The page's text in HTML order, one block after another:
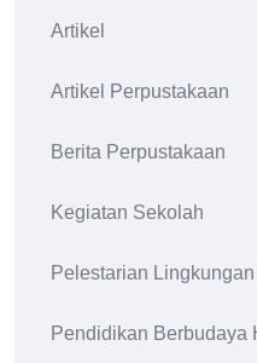
Artikel
Artikel Perpustakaan
Berita Perpustakaan
Kegiatan Sekolah
Pelestarian Lingkungan
Pendidikan Berbudaya